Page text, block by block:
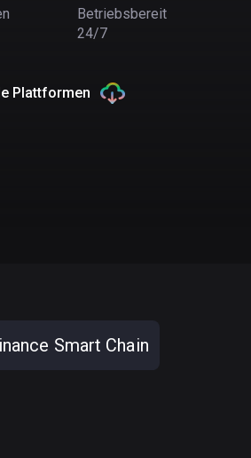
Betriebsbereit
24/7
Plattformen
Smart Chain